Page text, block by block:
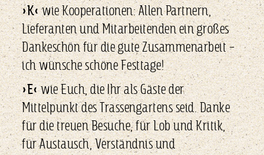
»K«wie Kooperationen: Allen Partnern,
Lieferanten und Mitarbeitenden ein großes
Dankeschön für die gute Zusammenarbeit –
ich wünsche schöne Festtage!
»E«wie Euch, die Ihr als Gäste der
Mittelpunkt des Trassengartens seid. Danke
für die treuen Besuche, für Lob und Kritik,
für Austausch, Verständnis und